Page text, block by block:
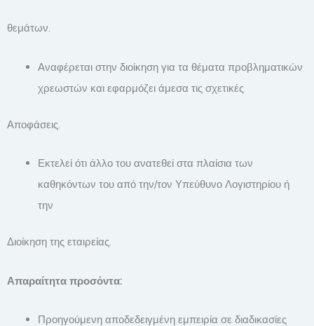
θεμάτων.
Αναφέρεται στην διοίκηση για τα θέματα προβληματικών
χρεωστών και εφαρμόζει άμεσα τις σχετικές
Αποφάσεις.
Εκτελεί ότι άλλο του ανατεθεί στα πλαίσια των
καθηκόντων του από την/τον Υπεύθυνο Λογιστηρίου ή
την
Διοίκηση της εταιρείας.
Απαραίτητα προσόντα:
Προηγούμενη αποδεδειγμένη εμπειρία σε διαδικασίες